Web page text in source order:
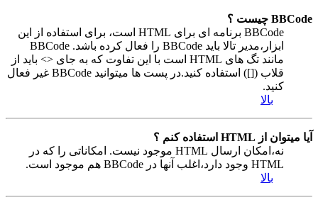
BBCode چیست ؟
BBCode برنامه ای برای HTML است، برای استفاده از این
ابزار،مدیر تالا باید BBCode را فعال کرده باشد. BBCode
مانند تگ های HTML است با این تفاوت که به جای <> باید از
قلاب ([]) استفاده کنید.در پست ها میتوانید BBCode غیر فعال
کنید.
بالا
آیا میتوان از HTML استفاده کنم ؟
نه،امکان ارسال HTML موجود نیست. امکاناتی را که در
HTML وجود دارد،اغلب آنها در BBCode هم موجود است.
بالا